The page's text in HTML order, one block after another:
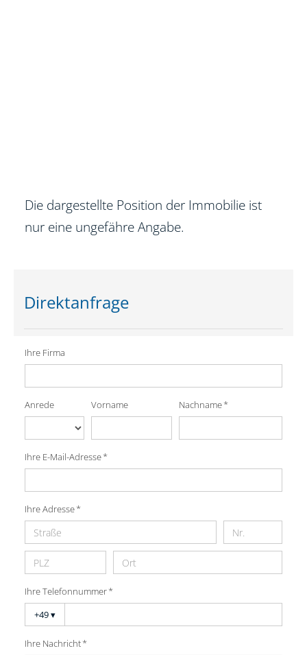
Die dargestellte Position der Immobilie ist
nur eine ungefähre Angabe.
Direktanfrage
Ihre Firma
Anrede Vorname Nachname *
Ihre E-Mail-Adresse *
Ihre Adresse *
Ihre Telefonnummer *
+49▾
Ihre Nachricht *